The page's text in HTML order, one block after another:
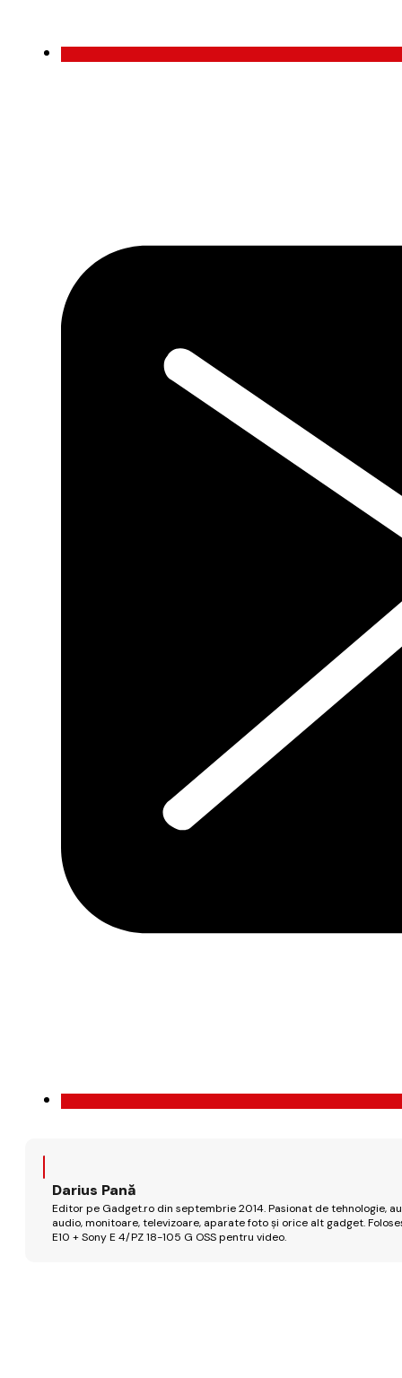
Darius Pană
Editor pe Gadget.ro din septembrie 2014. Pasionat de tehnologie,
audio, monitoare, televizoare, aparate foto și orice alt gadget.
E10 + Sony E 4/PZ 18-105 G OSS pentru video.